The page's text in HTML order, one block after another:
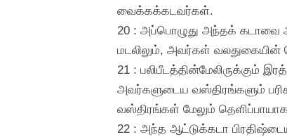
வைக்கக்கடவர்கள்.
20 : அப்பொழுது அந்தக் கடாவை
மடலிலும், அவர்கள் வலதுகையின்
21 : பலிபீடத்தின்மேலிருக்கும்
அவர்களுடைய வஸ்திரங்களும்
வஸ்திரங்கள் மேலும்
22 : அந்த ஆட்டுக்கடா